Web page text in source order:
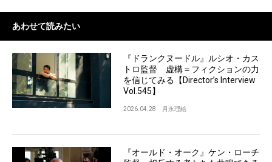
あわせて読みたい
『ドランクヌードル』ルシオ・カス
トロ監督 虚構＝フィクションの力
を信じてみる【Director’s Interview
Vol.545】
2026.04.28 月永理絵
『オールド・オーク』ケン・ローチ